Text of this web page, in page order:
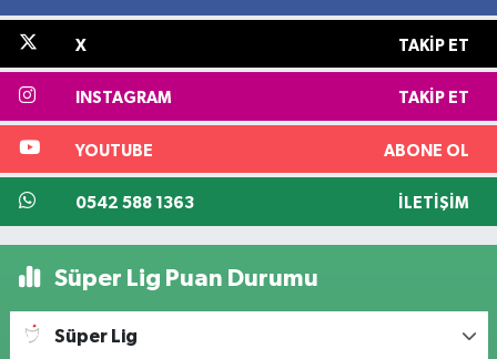
X TAKIP ET
INSTAGRAM TAKIP ET
YOUTUBE ABONE OL
0542 588 1363 İLETIŞIM
Süper Lig Puan Durumu
Süper Lig